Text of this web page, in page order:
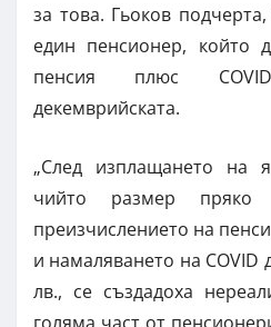
за това. Гьоков
един пенсионер, който
пенсия плюс
декемврийската.
„След изплащането на
чийто размер пряко
преизчислението на
и намаляването на COVID
лв., се създадоха